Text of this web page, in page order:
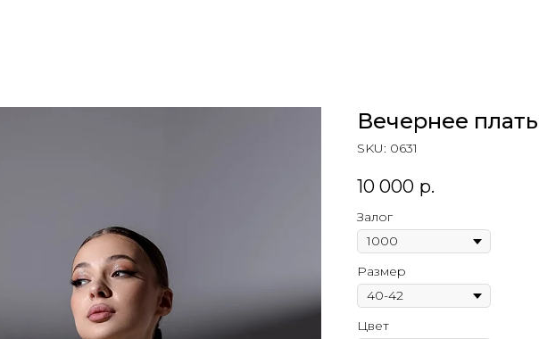
Вечернее
SKU: 0631
10 000 р.
Залог
Размер
Цвет